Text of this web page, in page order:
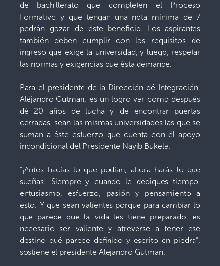
de bachillerato que completen el Proceso
Formativo y que tengan una nota mínima de 7
podrán gozar de éste beneficio. Los aspirantes
también deben cumplir con los requisitos de
ingreso que exige la universidad, y luego, respetar
las normas y exigencias que ésta demande.
Para el presidente de la Dirección dé Integración,
Aléjandro Gutman, es un logro ver como después
dé 20 años de lucha y de encontrar puertas
cerradas, sean las mismas universidades las que se
suman a éste esfuerzo que cuenta con él apoyo
incondicional del Presidente Nayib Bukele.
“¡Antes hacías lo que podían, ahora harás lo que
sueñas! Siempre y cuando le dediques tiempo,
entusiasmo, esfuerzo, pasión y pensamiento a
esto. Y que sean valientes porque para cambiar lo
que parece que la vida les tiene preparado, es
necesario ser valiente y atreverse a tener ese
destino qué parece definido y escrito en piedra”,
sostiene el presidente Alejandro Gutman.